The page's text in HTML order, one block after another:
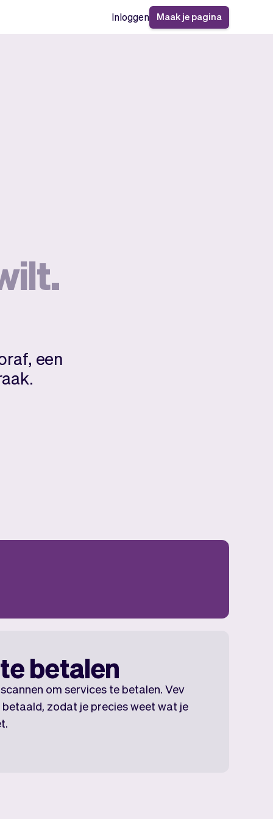
Inloggen Maak je pagina
een
betalen
om services te betalen. Vev
zodat je precies weet wat je